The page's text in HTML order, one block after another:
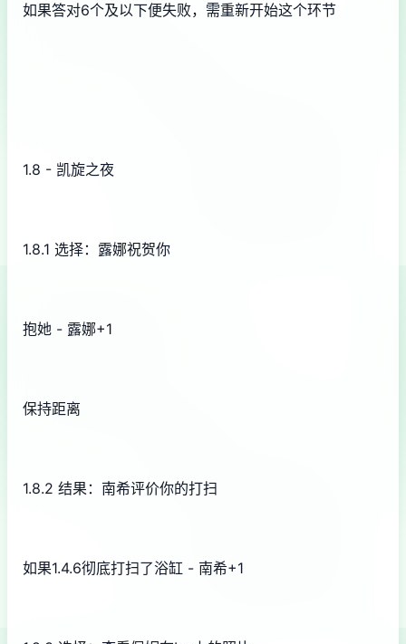
如果答对6个及以下便失败，需重新开始这个环节
1.8 - 凯旋之夜
1.8.1 选择：露娜祝贺你
抱她 - 露娜+1
保持距离
1.8.2 结果：南希评价你的打扫
如果1.4.6彻底打扫了浴缸 - 南希+1